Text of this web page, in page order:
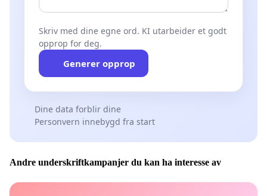
Skriv med dine egne ord. KI utarbeider et godt
opprop for deg.
Generer opprop
Dine data forblir dine
Personvern innebygd fra start
Andre underskriftkampanjer du kan ha interesse av